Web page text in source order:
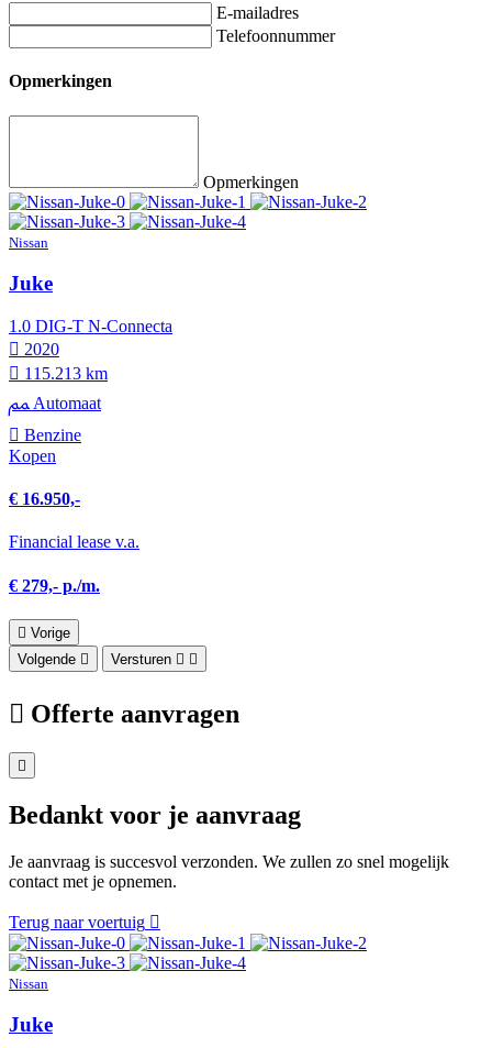
E-mailadres
Telefoonnummer
Opmerkingen
Opmerkingen
Nissan
Juke
1.0 DIG-T N-Connecta
2020
115.213 km
Automaat
Benzine
Kopen
€ 16.950,-
Financial lease v.a.
€ 279,- p./m.
Vorige
Volgende
Versturen
Offerte aanvragen
Bedankt voor je aanvraag
Je aanvraag is succesvol verzonden. We zullen zo snel mogelijk
contact met je opnemen.
Terug naar voertuig
Nissan
Juke